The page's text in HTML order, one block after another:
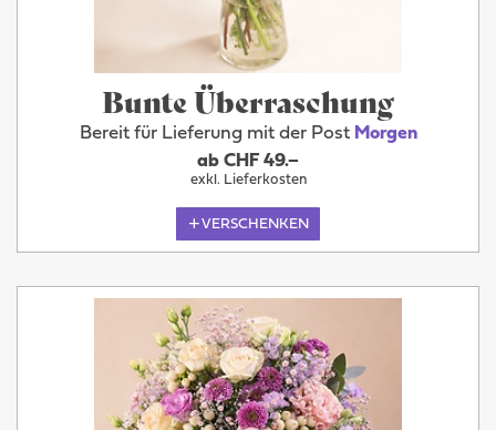
Bunte Überraschung
Bereit für Lieferung mit der Post Morgen
ab CHF 49.–
exkl. Lieferkosten
VERSCHENKEN